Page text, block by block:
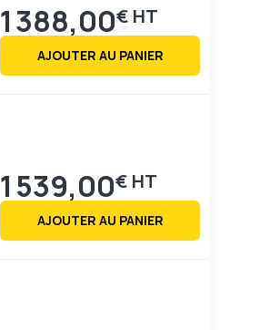
1 388,00€
AJOUTER AU PANIER
1 539,00€
AJOUTER AU PANIER